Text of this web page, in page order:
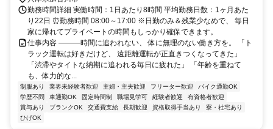
勤務時間詳細 実働時間：1日あたり8時間 平均勤務日数：1ヶ月あた
り22日 ⏰勤務時間 08:00～17:00 ※日勤のみ＆残業少なめで、 毎日
家に帰れてプライベートの時間もしっかり確保できます。
仕事内容 ―――時間に追われない、 体に無理のない働き方を。 「ト
ラック運転は好きだけど、 遠距離運転が正直きつくなってきた」
「渋滞やタイトな納期に追われる毎日に疲れた」 「年齢を重ねて
も、体力的な...
制服あり 業界未経験者歓迎 主婦・主夫歓迎 フリーター歓迎
バイク通勤OK
学歴不問
車通勤OK 固定時間制 職場見学可 経験者歓迎
有資格者歓迎
賞与あり
ブランクOK 交通費支給 長期歓迎 資格取得手当あり
寮・社宅あり
ひげOK